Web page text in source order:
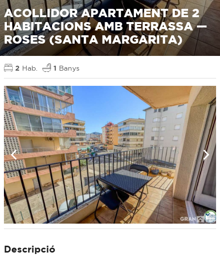
ACOLLIDOR APARTAMENT DE 2
HABITACIONS AMB TERRASSA —
ROSES (SANTA MARGARITA)
2 Hab. 1 Banys
Descripció